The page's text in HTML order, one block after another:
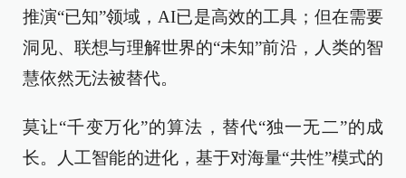
推演“已知”领域，AI已是高效的工具；但在需要
洞见、联想与理解世界的“未知”前沿，人类的智
慧依然无法被替代。
莫让“千变万化”的算法，替代“独一无二”的成
长。人工智能的进化，基于对海量“共性”模式的